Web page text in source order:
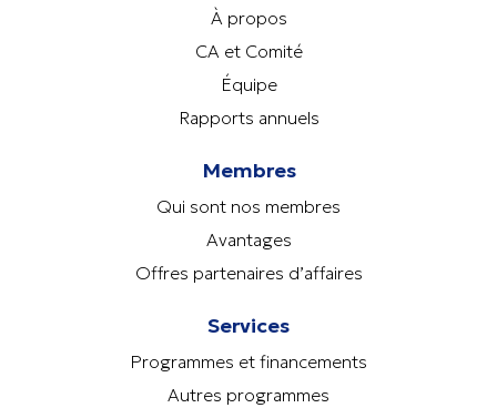
À propos
CA et Comité
Équipe
Rapports annuels
Membres
Qui sont nos membres
Avantages
Offres partenaires d’affaires
Services
Programmes et financements
Autres programmes